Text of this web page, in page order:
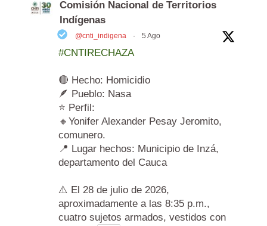
Comisión Nacional de Territorios
Indígenas
@cnti_indigena · 5 Ago
#CNTIRECHAZA
🔴 Hecho: Homicidio
🪶 Pueblo: Nasa
⭐ Perfil:
🔸Yonifer Alexander Pesay Jeromito,
comunero.
📍 Lugar hechos: Municipio de Inzá,
departamento del Cauca
⚠️ El 28 de julio de 2026,
aproximadamente a las 8:35 p.m.,
cuatro sujetos armados, vestidos con